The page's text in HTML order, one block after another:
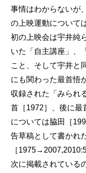
事情はわからないが
の上映運動について
初の上映会は宇井純
いた「自主講座」、
こと、そして宇井と
にも関わった最首悟
収録された「みられ
首［1972］、後に最
については脇田［
告草稿として書かれ
［
次に掲載されている